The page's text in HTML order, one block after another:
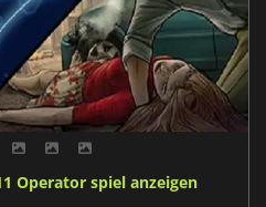
Operator spiel anzeigen